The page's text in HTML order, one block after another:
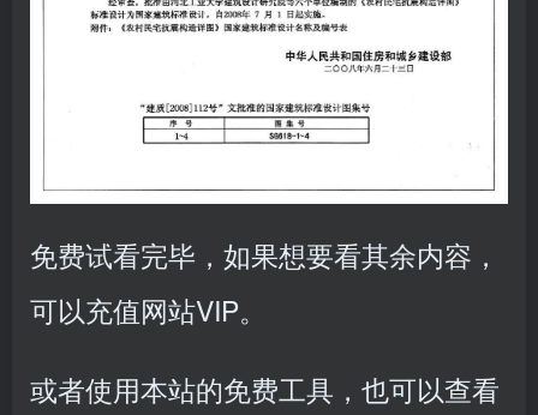
免费试看完毕，如果想要看其余内容，
可以充值网站VIP。
或者使用本站的免费工具，也可以查看